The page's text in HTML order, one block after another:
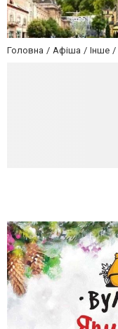
Головна Афіша Інше